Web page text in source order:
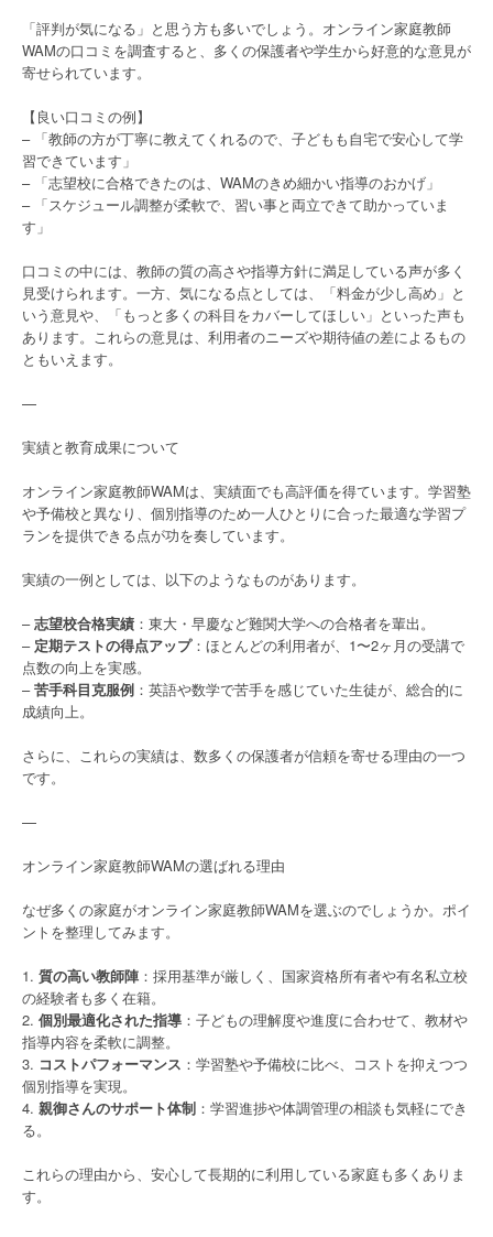
「評判が気になる」と思う方も多いでしょう。オンライン家庭教師
WAMの口コミを調査すると、多くの保護者や学生から好意的な意見が
寄せられています。
【良い口コミの例】
– 「教師の方が丁寧に教えてくれるので、子どもも自宅で安心して学
習できています」
– 「志望校に合格できたのは、WAMのきめ細かい指導のおかげ」
– 「スケジュール調整が柔軟で、習い事と両立できて助かっていま
す」
口コミの中には、教師の質の高さや指導方針に満足している声が多く
見受けられます。一方、気になる点としては、「料金が少し高め」と
いう意見や、「もっと多くの科目をカバーしてほしい」といった声も
あります。これらの意見は、利用者のニーズや期待値の差によるもの
ともいえます。
—
実績と教育成果について
オンライン家庭教師WAMは、実績面でも高評価を得ています。学習塾
や予備校と異なり、個別指導のため一人ひとりに合った最適な学習プ
ランを提供できる点が功を奏しています。
実績の一例としては、以下のようなものがあります。
–志望校合格実績 ：東大・早慶など難関大学への合格者を輩出。
– 定期テストの得点アップ：ほとんどの利用者が、1〜2ヶ月の受講で
点数の向上を実感。
–苦手科目克服例 ：英語や数学で苦手を感じていた生徒が、総合的に
成績向上。
さらに、これらの実績は、数多くの保護者が信頼を寄せる理由の一つ
です。
—
オンライン家庭教師WAMの選ばれる理由
なぜ多くの家庭がオンライン家庭教師WAMを選ぶのでしょうか。ポイ
ントを整理してみます。
1. 質の高い教師陣 ：採用基準が厳しく、国家資格所有者や有名私立校
の経験者も多く在籍。
2. 個別最適化された指導 ：子どもの理解度や進度に合わせて、教材や
指導内容を柔軟に調整。
3. コストパフォーマンス ：学習塾や予備校に比べ、コストを抑えつつ
個別指導を実現。
4. 親御さんのサポート体制 ：学習進捗や体調管理の相談も気軽にでき
る。
これらの理由から、安心して長期的に利用している家庭も多くありま
す。